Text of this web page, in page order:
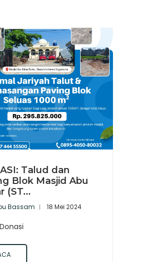
Talud dan
Blok Masjid Abu
(ST...
Bassam 18 Mei 2024